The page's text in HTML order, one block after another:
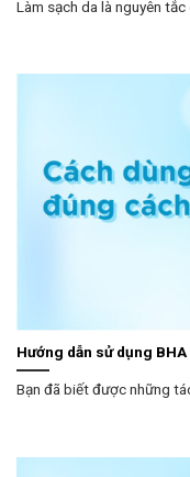
Làm sạch da là nguyên tắc
Hướng dẫn sử dụng
Bạn đã biết được những